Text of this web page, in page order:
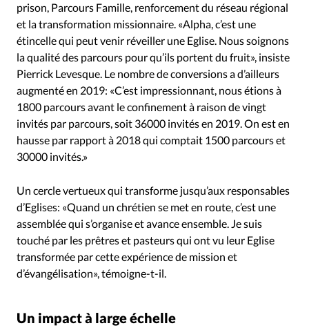
prison, Parcours Famille, renforcement du réseau régional
et la transformation missionnaire. «Alpha, c’est une
étincelle qui peut venir réveiller une Eglise. Nous soignons
la qualité des parcours pour qu’ils portent du fruit», insiste
Pierrick Levesque. Le nombre de conversions a d’ailleurs
augmenté en 2019: «C’est impressionnant, nous étions à
1800 parcours avant le confinement à raison de vingt
invités par parcours, soit 36000 invités en 2019. On est en
hausse par rapport à 2018 qui comptait 1500 parcours et
30000 invités.»
Un cercle vertueux qui transforme jusqu’aux responsables
d’Eglises: «Quand un chrétien se met en route, c’est une
assemblée qui s’organise et avance ensemble. Je suis
touché par les prêtres et pasteurs qui ont vu leur Eglise
transformée par cette expérience de mission et
d’évangélisation», témoigne-t-il.
Un impact à large échelle